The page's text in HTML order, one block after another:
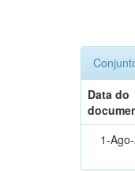
Data do
1-